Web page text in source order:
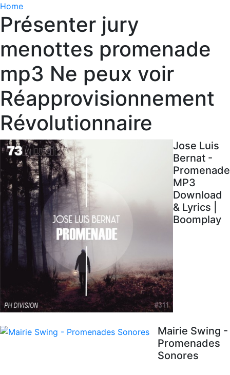
Home
Présenter jury
menottes promenade
mp3 Ne peux voir
Réapprovisionnement
Révolutionnaire
Jose Luis
Bernat -
Promenade
MP3
Download
& Lyrics |
Boomplay
Mairie Swing -
Promenades
Sonores